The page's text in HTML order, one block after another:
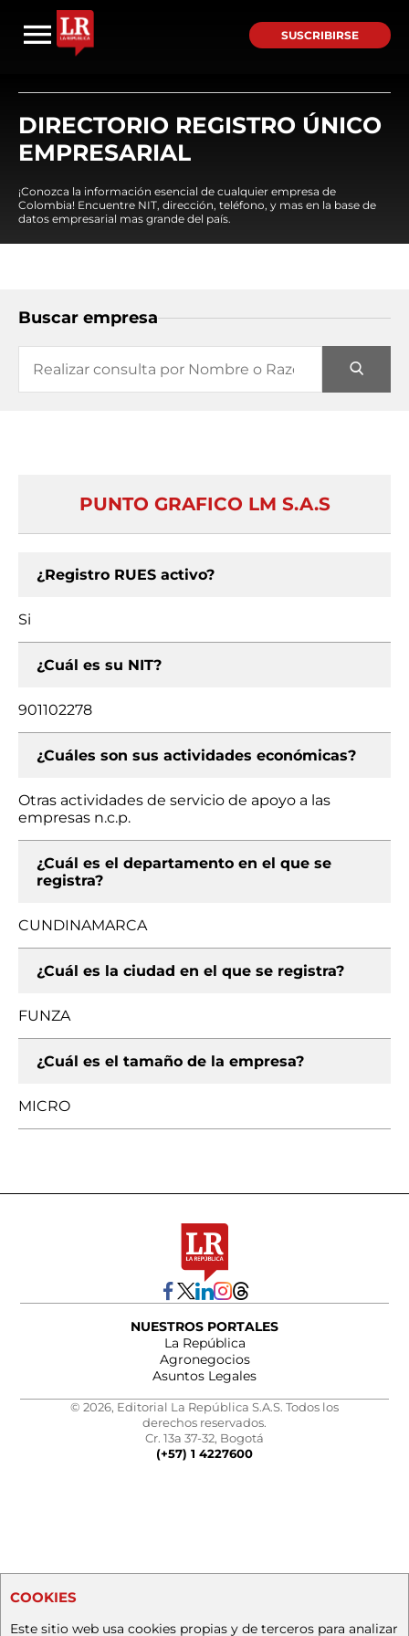
SUSCRIBIRSE
DIRECTORIO REGISTRO ÚNICO
EMPRESARIAL
¡Conozca la información esencial de cualquier empresa de
Colombia! Encuentre NIT, dirección, teléfono, y mas en la base de
datos empresarial mas grande del país.
Buscar empresa
PUNTO GRAFICO LM S.A.S
¿Registro RUES activo?
Si
¿Cuál es su NIT?
901102278
¿Cuáles son sus actividades económicas?
Otras actividades de servicio de apoyo a las
empresas n.c.p.
¿Cuál es el departamento en el que se
registra?
CUNDINAMARCA
¿Cuál es la ciudad en el que se registra?
FUNZA
¿Cuál es el tamaño de la empresa?
MICRO
NUESTROS PORTALES
La República
Agronegocios
Asuntos Legales
© 2026, Editorial La República S.A.S. Todos los
derechos reservados.
Cr. 13a 37-32, Bogotá
(+57) 1 4227600
COOKIES
Este sitio web usa cookies propias y de terceros para analizar